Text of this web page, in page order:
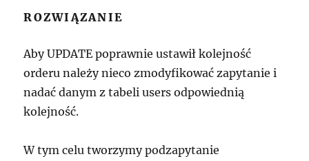
ROZWIĄZANIE
Aby UPDATE poprawnie ustawił kolejność
orderu należy nieco zmodyfikować zapytanie i
nadać danym z tabeli users odpowiednią
kolejność.
W tym celu tworzymy podzapytanie